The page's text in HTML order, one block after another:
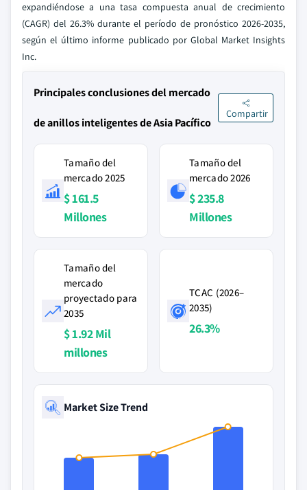
expandiéndose a una tasa compuesta anual de crecimiento
(CAGR) del 26.3% durante el período de pronóstico 2026-2035,
según el último informe publicado por Global Market Insights
Inc.
Principales conclusiones del mercado
de anillos inteligentes de Asia Pacífico
Compartir
Tamaño del
mercado 2025
$ 161.5
Millones
Tamaño del
mercado 2026
$ 235.8
Millones
Tamaño del
mercado
proyectado para
2035
$ 1.92 Mil
millones
TCAC (2026–
2035)
26.3%
Market Size Trend